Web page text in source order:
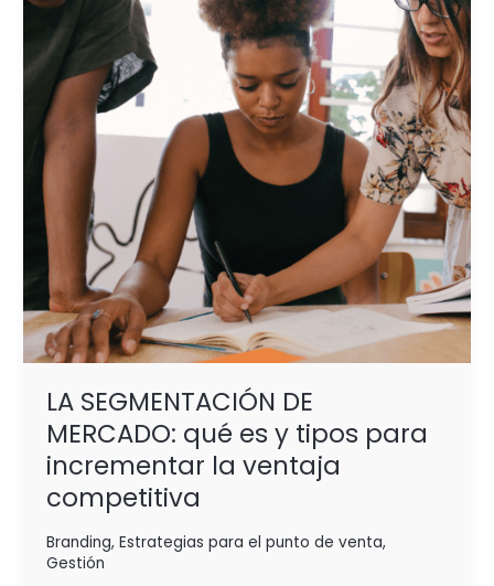
LA SEGMENTACIÓN DE
MERCADO: qué es y tipos para
incrementar la ventaja
competitiva
Branding, Estrategias para el punto de venta,
Gestión
MERCADO:
qué
es
y
tipos
para
incrementar
la
ventaja
competitiva